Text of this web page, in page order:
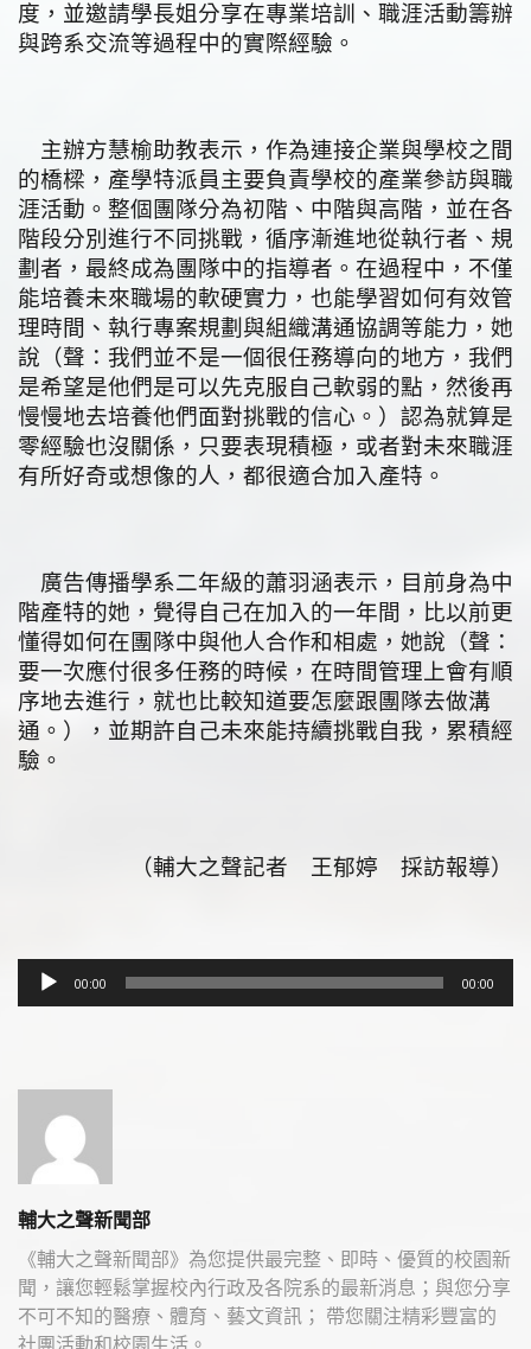
度，並邀請學長姐分享在專業培訓、職涯活動籌辦
與跨系交流等過程中的實際經驗。
主辦方慧榆助教表示，作為連接企業與學校之間
的橋樑，產學特派員主要負責學校的產業參訪與職
涯活動。整個團隊分為初階、中階與高階，並在各
階段分別進行不同挑戰，循序漸進地從執行者、規
劃者，最終成為團隊中的指導者。在過程中，不僅
能培養未來職場的軟硬實力，也能學習如何有效管
理時間、執行專案規劃與組織溝通協調等能力，她
說（聲：我們並不是一個很任務導向的地方，我們
是希望是他們是可以先克服自己軟弱的點，然後再
慢慢地去培養他們面對挑戰的信心。）認為就算是
零經驗也沒關係，只要表現積極，或者對未來職涯
有所好奇或想像的人，都很適合加入產特。
廣告傳播學系二年級的蕭羽涵表示，目前身為中
階產特的她，覺得自己在加入的一年間，比以前更
懂得如何在團隊中與他人合作和相處，她說（聲：
要一次應付很多任務的時候，在時間管理上會有順
序地去進行，就也比較知道要怎麼跟團隊去做溝
通。），並期許自己未來能持續挑戰自我，累積經
驗。
（輔大之聲記者 王郁婷 採訪報導）
00:00 00:00
輔大之聲新聞部
《輔大之聲新聞部》為您提供最完整、即時、優質的校園新
聞，讓您輕鬆掌握校內行政及各院系的最新消息；與您分享
不可不知的醫療、體育、藝文資訊； 帶您關注精彩豐富的